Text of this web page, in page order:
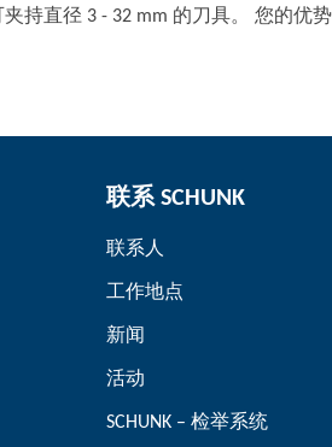
持直径 3 - 32 mm 的刀具。 您的优
联系 SCHUNK
联系人
工作地点
新闻
活动
SCHUNK – 检举系统